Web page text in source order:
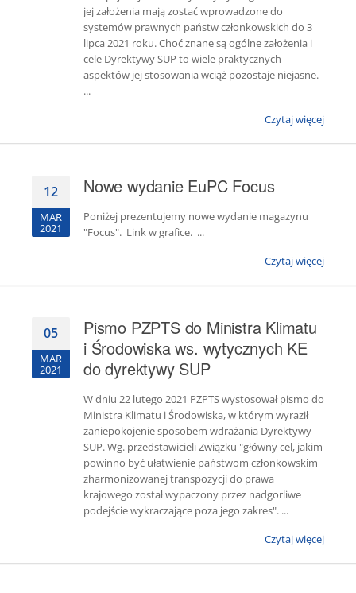
jej założenia mają zostać wprowadzone do
systemów prawnych państw członkowskich do 3
lipca 2021 roku. Choć znane są ogólne założenia i
cele Dyrektywy SUP to wiele praktycznych
aspektów jej stosowania wciąż pozostaje niejasne.
...
Czytaj więcej
12
MAR
2021
Nowe wydanie EuPC Focus
Poniżej prezentujemy nowe wydanie magazynu
"Focus". Link w grafice. ...
Czytaj więcej
05
MAR
2021
Pismo PZPTS do Ministra Klimatu
i Środowiska ws. wytycznych KE
do dyrektywy SUP
W dniu 22 lutego 2021 PZPTS wystosował pismo do
Ministra Klimatu i Środowiska, w którym wyraził
zaniepokojenie sposobem wdrażania Dyrektywy
SUP. Wg. przedstawicieli Związku "główny cel, jakim
powinno być ułatwienie państwom członkowskim
zharmonizowanej transpozycji do prawa
krajowego został wypaczony przez nadgorliwe
podejście wykraczające poza jego zakres". ...
Czytaj więcej